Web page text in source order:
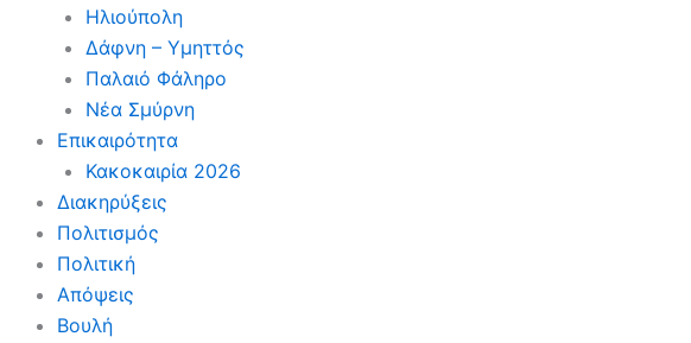
Ηλιούπολη
Δάφνη – Υμηττός
Παλαιό Φάληρο
Νέα Σμύρνη
Επικαιρότητα
Κακοκαιρία 2026
Διακηρύξεις
Πολιτισμός
Πολιτική
Απόψεις
Βουλή